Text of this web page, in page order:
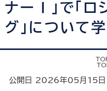
ナーⅠ」で「ロ
グ」について
公開日 2026年05月15日